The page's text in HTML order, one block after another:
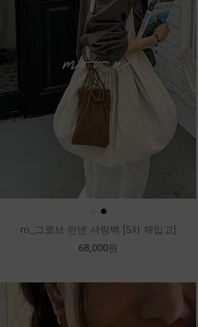
●
m_그로브 린넨 셔링백 [5차 재입고]
68,000원